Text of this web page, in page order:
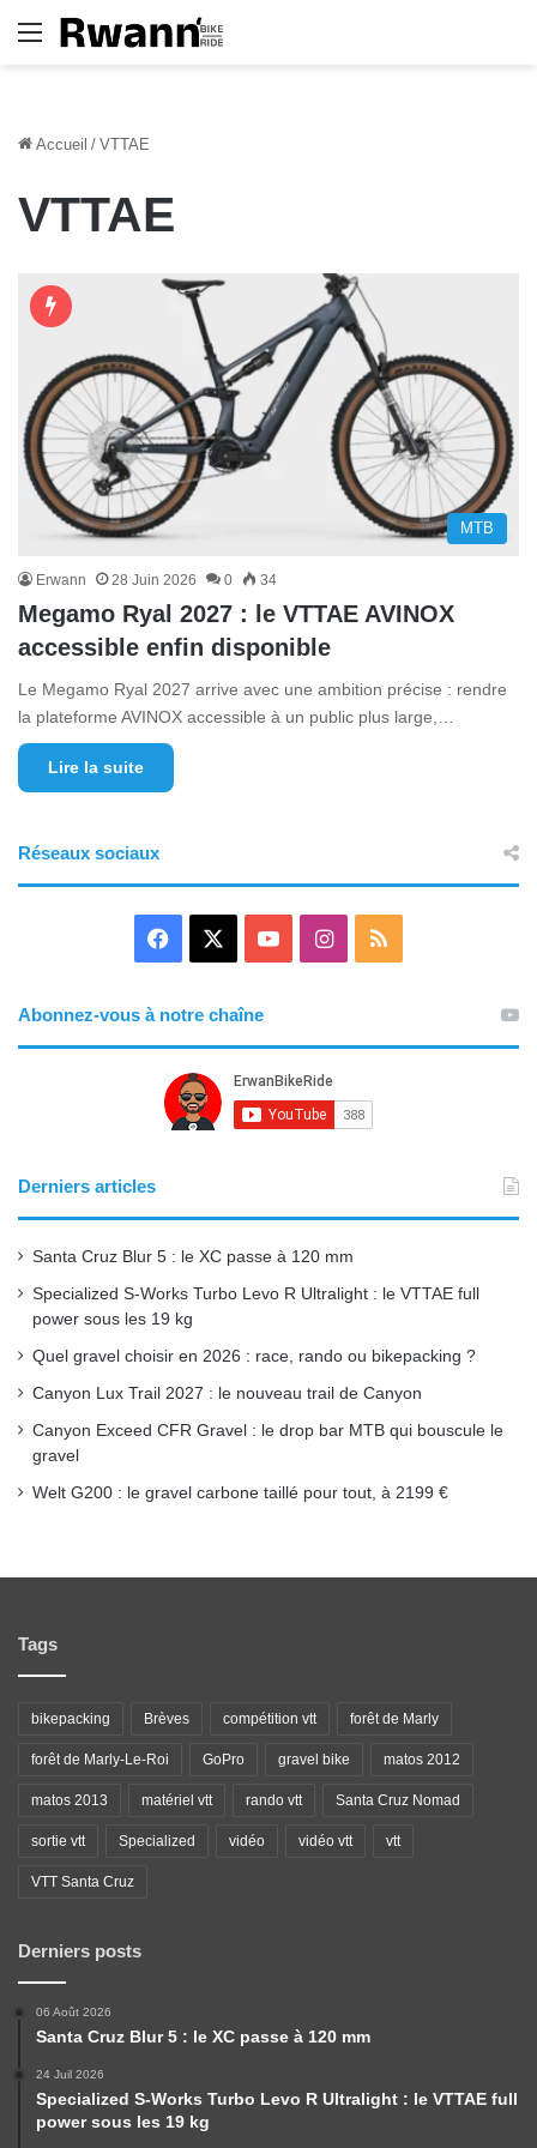
Menu
Accueil / VTTAE
VTTAE
MTB
Erwann 28 Juin 2026 0 34
Megamo Ryal 2027 : le VTTAE AVINOX
accessible enfin disponible
Le Megamo Ryal 2027 arrive avec une ambition précise : rendre
la plateforme AVINOX accessible à un public plus large,…
Lire la suite
Réseaux sociaux
e
b
o
T
u
e
I
a
r
Abonnez-vous à notre chaîne
Derniers articles
Santa Cruz Blur 5 : le XC passe à 120 mm
Specialized S-Works Turbo Levo R Ultralight : le VTTAE full
power sous les 19 kg
Quel gravel choisir en 2026 : race, rando ou bikepacking ?
Canyon Lux Trail 2027 : le nouveau trail de Canyon
Canyon Exceed CFR Gravel : le drop bar MTB qui bouscule le
gravel
Welt G200 : le gravel carbone taillé pour tout, à 2199 €
Tags
bikepacking Brèves compétition vtt forêt de Marly
forêt de Marly-Le-Roi GoPro gravel bike matos 2012
matos 2013 matériel vtt rando vtt Santa Cruz Nomad
sortie vtt Specialized vidéo vidéo vtt vtt
VTT Santa Cruz
Derniers posts
06 Août 2026
Santa Cruz Blur 5 : le XC passe à 120 mm
24 Juil 2026
Specialized S-Works Turbo Levo R Ultralight : le VTTAE full
power sous les 19 kg